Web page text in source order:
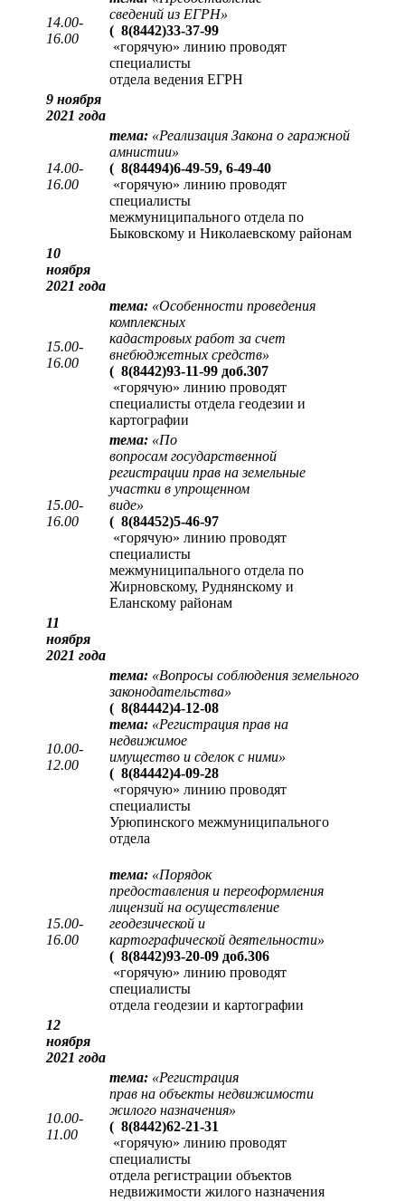
14.00-
16.00
сведений из ЕГРН»
( 8(8442)33-37-99
«горячую» линию проводят
специалисты
отдела ведения ЕГРН
9 ноября
2021 года
14.00-
16.00
тема: «Реализация Закона о гаражной
амнистии»
( 8(84494)6-49-59, 6-49-40
«горячую» линию проводят
специалисты
межмуниципального отдела по
Быковскому и Николаевскому районам
10
ноября
2021 года
15.00-
16.00
тема: «Особенности проведения
комплексных
кадастровых работ за счет
внебюджетных средств»
( 8(8442)93-11-99 доб.307
«горячую» линию проводят
специалисты отдела геодезии и
картографии
15.00-
16.00
тема: «По
вопросам государственной
регистрации прав на земельные
участки в упрощенном
виде»
( 8(84452)5-46-97
«горячую» линию проводят
специалисты
межмуниципального отдела по
Жирновскому, Руднянскому и
Еланскому районам
11
ноября
2021 года
10.00-
12.00
тема: «Вопросы соблюдения земельного
законодательства»
( 8(84442)4-12-08
тема: «Регистрация прав на
недвижимое
имущество и сделок с ними»
( 8(84442)4-09-28
«горячую» линию проводят
специалисты
Урюпинского межмуниципального
отдела
15.00-
16.00
тема: «Порядок
предоставления и переоформления
лицензий на осуществление
геодезической и
картографической деятельности»
( 8(8442)93-20-09 доб.306
«горячую» линию проводят
специалисты
отдела геодезии и картографии
12
ноября
2021 года
10.00-
11.00
тема: «Регистрация
прав на объекты недвижимости
жилого назначения»
( 8(8442)62-21-31
«горячую» линию проводят
специалисты
отдела регистрации объектов
недвижимости жилого назначения